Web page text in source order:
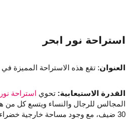
استراحة نور ابحر
العنوان: تقع هذه الاستراحة المميزة
القدرة الاستيعابية: تحوي استراحة
30 ضيف، مع وجود مساحة خارجية